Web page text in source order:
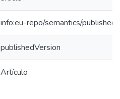
info:eu-repo/semantics/
publishedVersion
Artículo